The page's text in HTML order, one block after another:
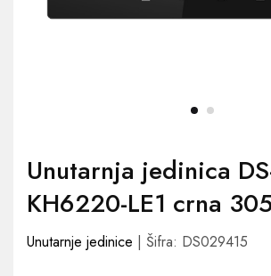
Unutarnja jedinica
KH6220-LE1 crna
Unutarnje jedinice | Šifra: DS029415